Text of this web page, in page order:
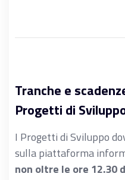
Tranche e
Progetti di
I Progetti di Sviluppo
sulla piattaforma
non oltre le ore 12.30